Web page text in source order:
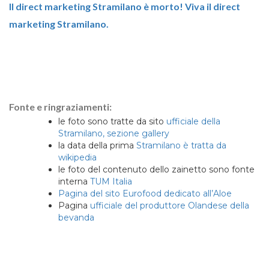
Il direct marketing Stramilano è morto! Viva il direct
marketing Stramilano.
Fonte e ringraziamenti:
le foto sono tratte da sito ufficiale della
Stramilano, sezione gallery
la data della prima Stramilano è tratta da
wikipedia
le foto del contenuto dello zainetto sono fonte
interna TUM Italia
Pagina del sito Eurofood dedicato all’Aloe
Pagina ufficiale del produttore Olandese della
bevanda